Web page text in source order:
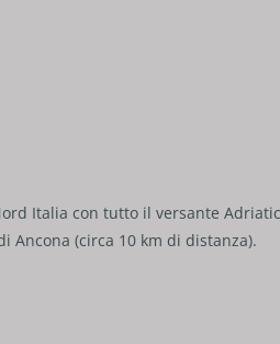
Italia con tutto il versante
Ancona (circa 10 km di distanza).